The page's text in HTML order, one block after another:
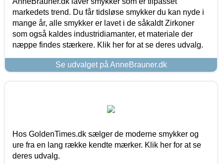
markedets trend. Du får tidsløse smykker du kan nyde i
mange år, alle smykker er lavet i de såkaldt Zirkoner
som også kaldes industridiamanter, et materiale der
næppe findes stærkere. Klik her for at se deres udvalg.
Se udvalget på AnneBrauner.dk
Hos GoldenTimes.dk sælger de moderne smykker og
ure fra en lang række kendte mærker. Klik her for at se
deres udvalg.